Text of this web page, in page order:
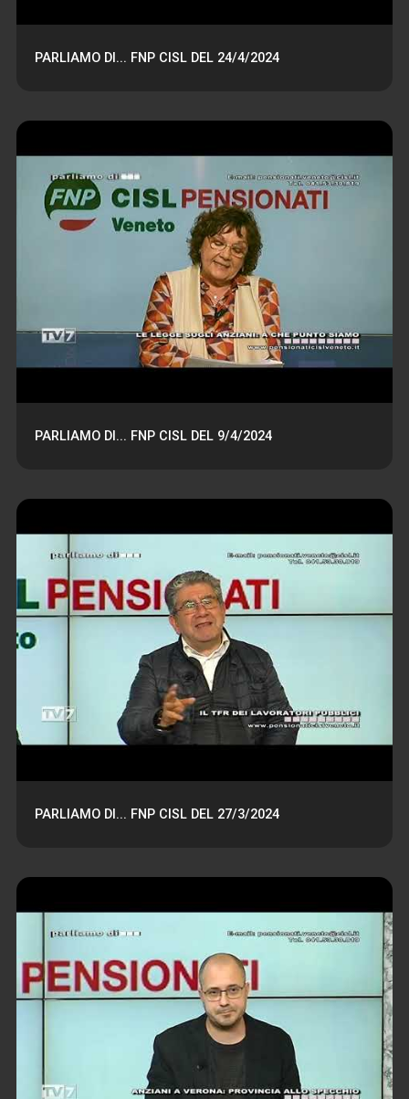
PARLIAMO DI... FNP CISL DEL 24/4/2024
PARLIAMO DI... FNP CISL DEL 9/4/2024
PARLIAMO DI... FNP CISL DEL 27/3/2024